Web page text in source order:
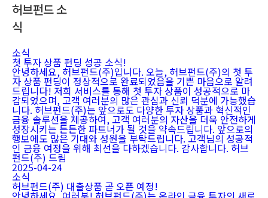
허브펀드 소
식
소식
첫 투자 상품 펀딩 성공 소식!
안녕하세요, 허브펀드(주)입니다. 오늘, 허브펀드(주)의 첫 투
자 상품 펀딩이 정상적으로 완료되었음을 기쁜 마음으로 알려
드립니다! 저희 서비스를 통해 첫 투자 상품이 성공적으로 마
감되었으며, 고객 여러분의 많은 관심과 신뢰 덕분에 가능했습
니다. 허브펀드(주)는 앞으로도 다양한 투자 상품과 혁신적인
금융 솔루션을 제공하여, 고객 여러분의 자산을 더욱 안전하게
성장시키는 든든한 파트너가 될 것을 약속드립니다. 앞으로의
행보에도 많은 기대와 성원을 부탁드립니다. 고객님의 성공적
인 금융 여정을 위해 최선을 다하겠습니다. 감사합니다. 허브
펀드(주) 드림
2025-04-24
소식
허브펀드(주) 대출상품 곧 오픈 예정!